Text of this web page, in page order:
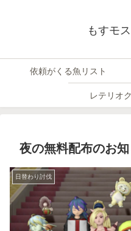
もすモ
依頼がくる魚リスト
レテリオ
夜の無料配布のお
日替わり討伐